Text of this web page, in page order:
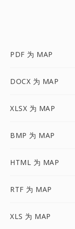
PDF 为 MAP
DOCX 为 MAP
XLSX 为 MAP
BMP 为 MAP
HTML 为 MAP
RTF 为 MAP
XLS 为 MAP